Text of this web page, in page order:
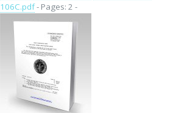
106C.pdf- Pages: 2 -